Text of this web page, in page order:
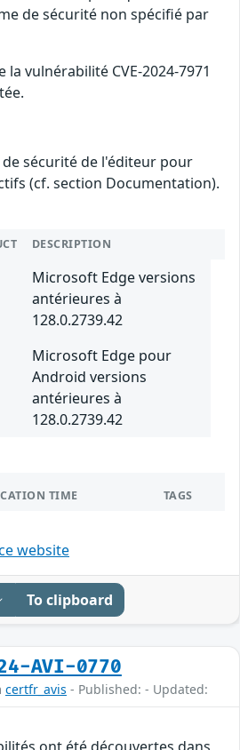
de sécurité non spécifié par
vulnérabilité CVE-2024-7971
sécurité de l'éditeur pour
(cf. section Documentation).
DESCRIPTION
Microsoft Edge versions
antérieures à
128.0.2739.42
Microsoft Edge pour
Android versions
antérieures à
128.0.2739.42
TIME TAGS
website
To clipboard
AVI-0770
certfr_avis - Published: - Updated: